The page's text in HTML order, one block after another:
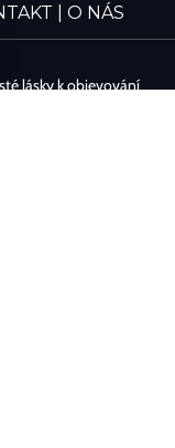
| O NÁS
lásky k objevování